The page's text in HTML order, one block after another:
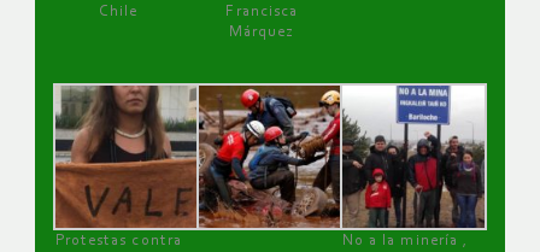
Chile
Francisca
Márquez
Protestas contra
No a la minería ,